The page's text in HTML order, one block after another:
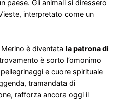
paese. Gli animali si diressero
interpretato come un
è diventata la patrona di
è sorto l’omonimo
e cuore spirituale
tramandata di
rafforza ancora oggi il